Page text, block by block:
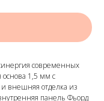
современных
основа 1,5 мм с
и внешняя отделка из
панель Фьорд